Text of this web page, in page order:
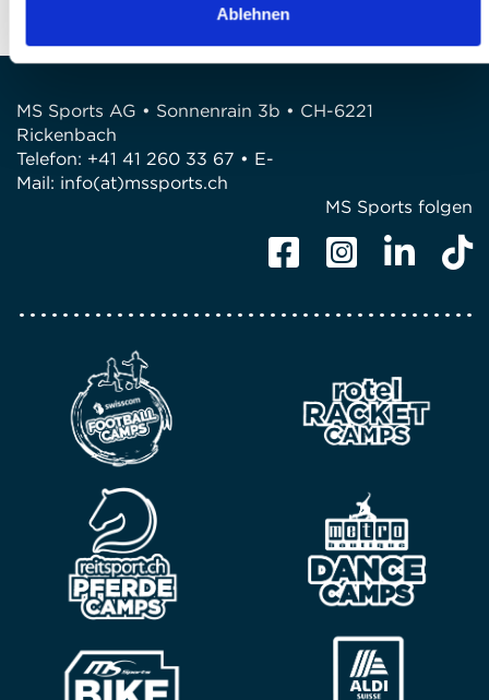
Ablehnen
MS Sports AG • Sonnenrain 3b • CH-6221
Rickenbach
Telefon: +41 41 260 33 67 • E-
Mail: info(at)mssports.ch
MS Sports folgen